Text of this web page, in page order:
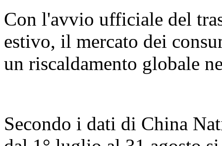
Con l'avvio ufficiale del
estivo, il mercato dei
un riscaldamento globale
Secondo i dati di China